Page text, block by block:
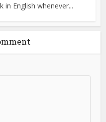
in English whenever...